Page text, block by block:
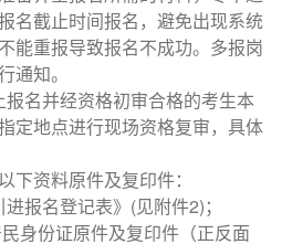
名截止时间报名，避免出现系统
能重报导致报名不成功。多报岗
通知。
报名并经资格初审合格的考生本
定地点进行现场资格复审，具体
下资料原件及复印件：
报名登记表》(见附件2)；
身份证原件及复印件（正反面